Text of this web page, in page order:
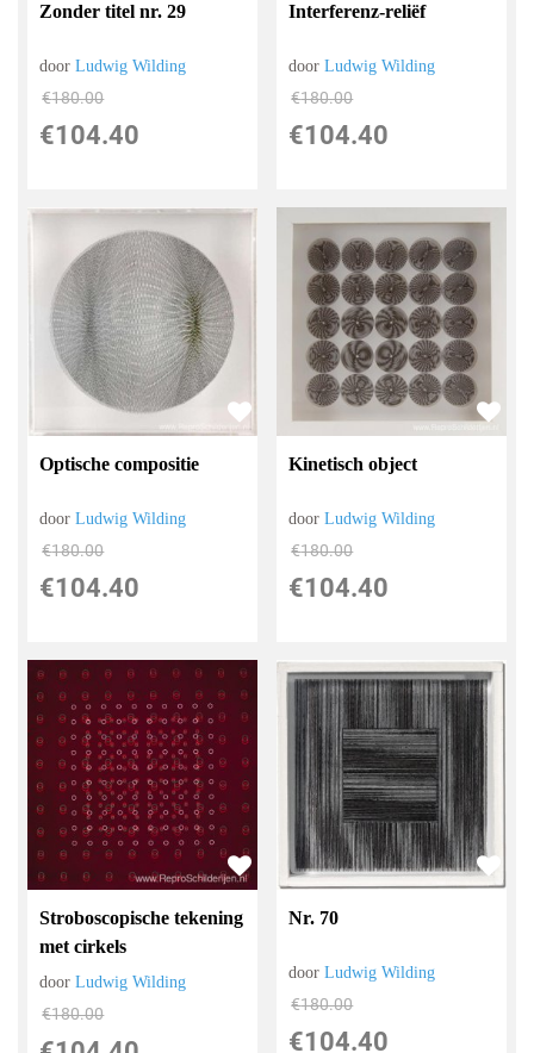
Zonder titel nr. 29
doorLudwig Wilding
€180.00
€104.40
Interferenz-reliëf
doorLudwig Wilding
€180.00
€104.40
Optische compositie
doorLudwig Wilding
€180.00
€104.40
Kinetisch object
doorLudwig Wilding
€180.00
€104.40
Stroboscopische tekening
met cirkels
doorLudwig Wilding
€180.00
Nr. 70
doorLudwig Wilding
€180.00
€104.40